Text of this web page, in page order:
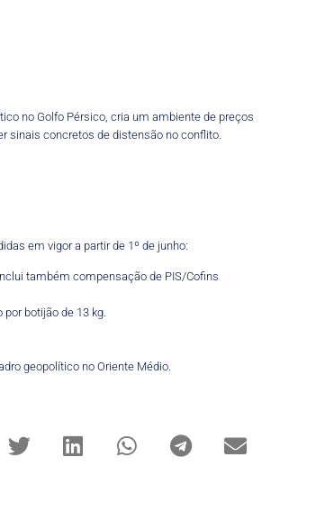
no Golfo Pérsico, cria um ambiente de preços
sinais concretos de distensão no conflito.
em vigor a partir de 1º de junho:
também compensação de PIS/Cofins
botijão de 13 kg.
geopolítico no Oriente Médio.